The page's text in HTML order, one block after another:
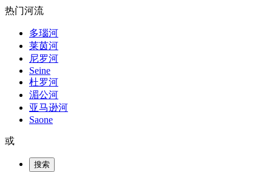
热门河流
多瑙河
莱茵河
尼罗河
Seine
杜罗河
湄公河
亚马逊河
Saone
或
搜索